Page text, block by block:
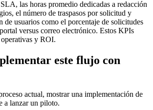
las horas promedio dedicadas a redacción
el número de traspasos por solicitud y
de usuarios como el porcentaje de solicitudes
versus correo electrónico. Estos KPIs
y ROI.
este flujo con
actual, mostrar una implementación de
a lanzar un piloto.